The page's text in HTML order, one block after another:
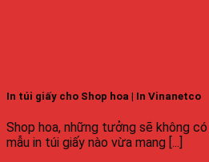
In túi giấy cho Shop hoa | In Vinanetco
Shop hoa, những tưởng sẽ không
mẫu in túi giấy nào vừa mang [...]